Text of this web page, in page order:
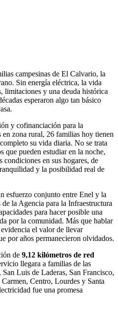
campesinas de El Calvario, la
Sin energía eléctrica, la vida
limitaciones y una deuda histórica
esperaron algo tan básico
y cofinanciación para la
en zona rural, 26 familias hoy tienen
su vida diaria. No se trata
que pueden estudiar en la noche,
condiciones en sus hogares, de
y la posibilidad real de
esfuerzo conjunto entre Enel y la
la Agencia para la Infraestructura
para hacer posible una
por la comunidad. Más que hablar
el valor de llevar
por años permanecieron olvidados.
de 9,12 kilómetros de red
llegara a familias de las
Luis de Laderas, San Francisco,
Centro, Lourdes y Santa
fue una promesa